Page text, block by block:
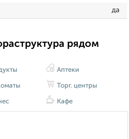
да
рядом
Аптеки
Торг. центры
Кафе